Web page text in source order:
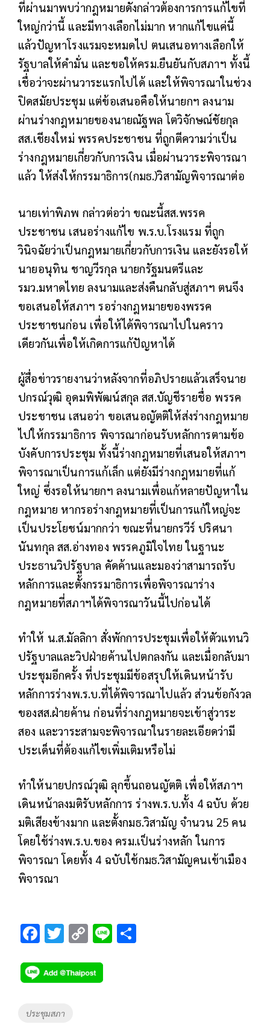
ที่ผ่านมาพบว่ากฎหมายดังกล่าวต้องการการแก้ไขที่
ใหญ่กว่านี้ และมีทางเลือกไม่มาก หากแก้ไขแค่นี้
แล้วปัญหาโรงแรมจะหมดไป ตนเสนอทางเลือกให้
รัฐบาลให้คำมั่น และขอให้ครม.ยืนยันกับสภาฯ ทั้งนี้
เชื่อว่าจะผ่านวาระแรกไปได้ และให้พิจารณาในช่วง
ปิดสมัยประชุม แต่ข้อเสนอคือให้นายกฯ ลงนาม
ผ่านร่างกฎหมายของนายณัฐพล โตวิจักษณ์ชัยกุล
สส.เชียงใหม่ พรรคประชาชน ที่ถูกตีความว่าเป็น
ร่างกฎหมายเกี่ยวกับการเงิน เมื่อผ่านวาระพิจารณา
แล้ว ให้ส่งให้กรรมาธิการ(กมธ.)วิสามัญพิจารณาต่อ
นายเท่าพิภพ กล่าวต่อว่า ขณะนี้สส.พรรค
ประชาชน เสนอร่างแก้ไข พ.ร.บ.โรงแรม ที่ถูก
วินิจฉัยว่าเป็นกฎหมายเกี่ยวกับการเงิน และยังรอให้
นายอนุทิน ชาญวีรกุล นายกรัฐมนตรีและ
รมว.มหาดไทย ลงนามและส่งคืนกลับสู่สภาฯ ตนจึง
ขอเสนอให้สภาฯ รอร่างกฎหมายของพรรค
ประชาชนก่อน เพื่อให้ได้พิจารณาไปในคราว
เดียวกันเพื่อให้เกิดการแก้ปัญหาได้
ผู้สื่อข่าวรายงานว่าหลังจากที่อภิปรายแล้วเสร็จนาย
ปกรณ์วุฒิ อุดมพิพัฒน์สกุล สส.บัญชีรายชื่อ พรรค
ประชาชน เสนอว่า ขอเสนอญัตติให้ส่งร่างกฎหมาย
ไปให้กรรมาธิการ พิจารณาก่อนรับหลักการตามข้อ
บังคับการประชุม ทั้งนี้ร่างกฎหมายที่เสนอให้สภาฯ
พิจารณาเป็นการแก้เล็ก แต่ยังมีร่างกฎหมายที่แก้
ใหญ่ ซึ่งรอให้นายกฯ ลงนามเพื่อแก้หลายปัญหาใน
กฎหมาย หากรอร่างกฎหมายที่เป็นการแก้ใหญ่จะ
เป็นประโยชน์มากกว่า ขณะที่นายกรวีร์ ปริศนา
นันทกุล สส.อ่างทอง พรรคภูมิใจไทย ในฐานะ
ประธานวิปรัฐบาล คัดค้านและมองว่าสามารถรับ
หลักการและตั้งกรรมาธิการเพื่อพิจารณาร่าง
กฎหมายที่สภาฯได้พิจารณาวันนี้ไปก่อนได้
ทำให้ น.ส.มัลลิกา สั่งพักการประชุมเพื่อให้ตัวแทนวิ
ปรัฐบาลและวิปฝ่ายค้านไปตกลงกัน และเมื่อกลับมา
ประชุมอีกครั้ง ที่ประชุมมีข้อสรุปให้เดินหน้ารับ
หลักการร่างพ.ร.บ.ที่ได้พิจารณาไปแล้ว ส่วนข้อกังวล
ของสส.ฝ่ายค้าน ก่อนที่ร่างกฎหมายจะเข้าสู่วาระ
สอง และวาระสามจะพิจารณาในรายละเอียดว่ามี
ประเด็นที่ต้องแก้ไขเพิ่มเติมหรือไม่
ทำให้นายปกรณ์วุฒิ ลุกขึ้นถอนญัตติ เพื่อให้สภาฯ
เดินหน้าลงมติรับหลักการ ร่างพ.ร.บ.ทั้ง 4 ฉบับ ด้วย
มติเสียงข้างมาก และตั้งกมธ.วิสามัญ จำนวน 25 คน
โดยใช้ร่างพ.ร.บ.ของ ครม.เป็นร่างหลัก ในการ
พิจารณา โดยทั้ง 4 ฉบับใช้กมธ.วิสามัญคนเข้าเมือง
พิจารณา
F
e
b
o
T
tt
er
C
p
y
Li
Tags
ประชุมสภา